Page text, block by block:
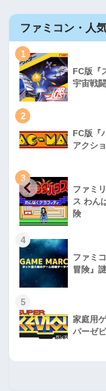
ファミコン・人
1
FC版『
宇宙戦
2
FC版『
アクシ
3
ファミ
ス わん
険
4
ファミ
冒険』
5
家庭用
パーゼ